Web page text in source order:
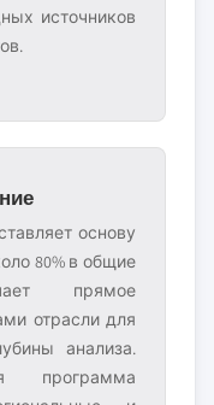
источников
основу
80% в общие
прямое
отрасли для
анализа.
программа